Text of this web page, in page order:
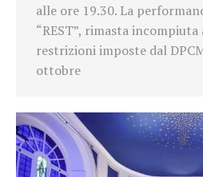
alle ore 19.30. La
“REST”, rimasta incompiuta
restrizioni imposte dal
ottobre